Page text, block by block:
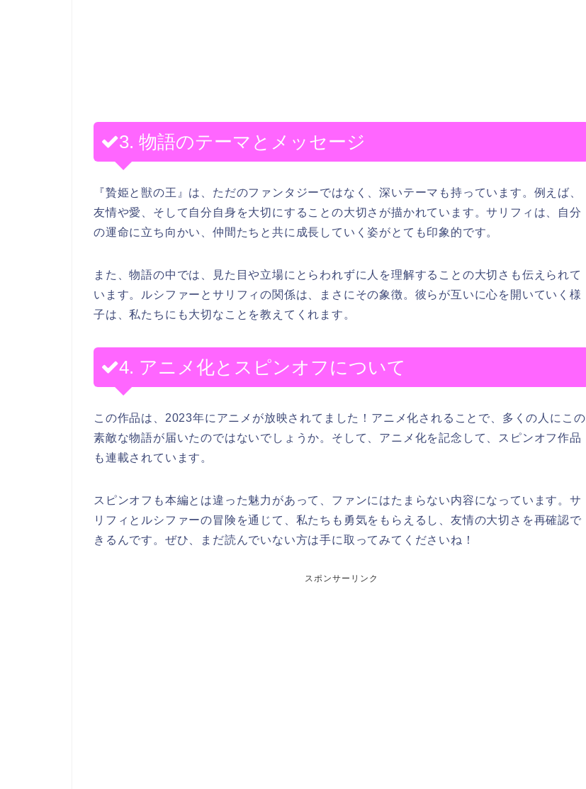
3. 物語のテーマとメッセージ
『贄姫と獣の王』は、ただのファンタジーではなく、深いテーマも持っています。例えば、
友情や愛、そして自分自身を大切にすることの大切さが描かれています。サリフィは、自分
の運命に立ち向かい、仲間たちと共に成長していく姿がとても印象的です。
また、物語の中では、見た目や立場にとらわれずに人を理解することの大切さも伝えられて
います。ルシファーとサリフィの関係は、まさにその象徴。彼らが互いに心を開いていく様
子は、私たちにも大切なことを教えてくれます。
4. アニメ化とスピンオフについて
この作品は、2023年にアニメが放映されてました！アニメ化されることで、多くの人にこの
素敵な物語が届いたのではないでしょうか。そして、アニメ化を記念して、スピンオフ作品
も連載されています。
スピンオフも本編とは違った魅力があって、ファンにはたまらない内容になっています。サ
リフィとルシファーの冒険を通じて、私たちも勇気をもらえるし、友情の大切さを再確認で
きるんです。ぜひ、まだ読んでいない方は手に取ってみてくださいね！
スポンサーリンク